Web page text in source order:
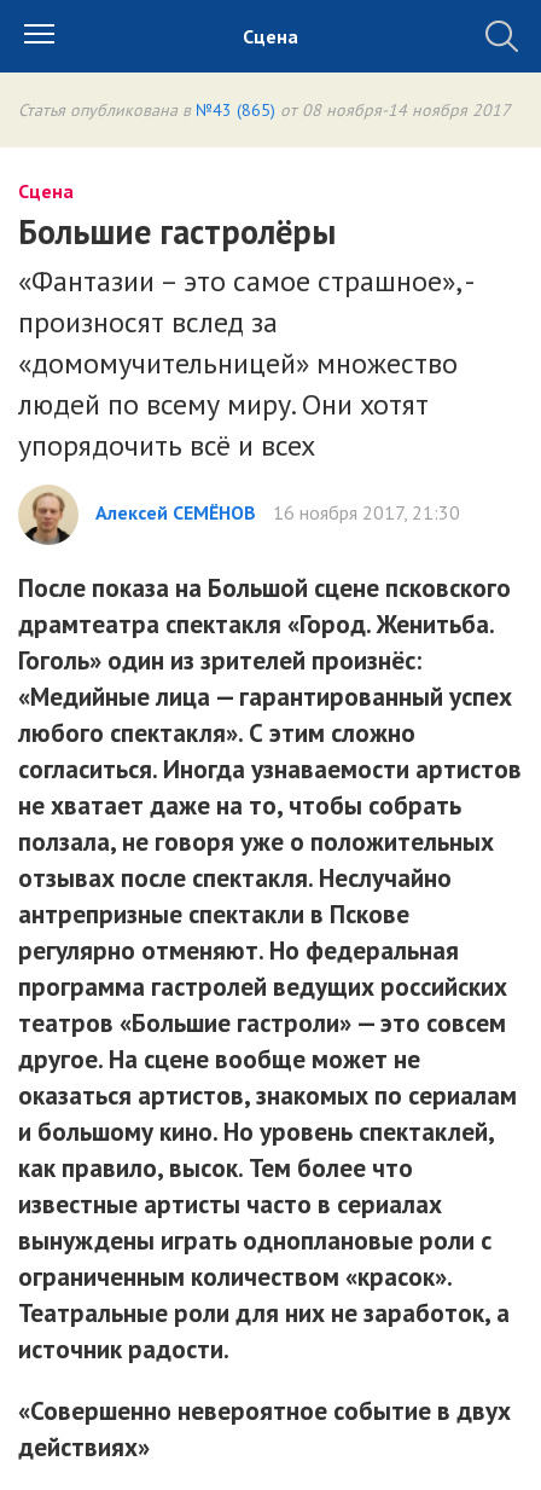
Сцена
Статья опубликована в №43 (865) от 08 ноября-14 ноября 2017
Сцена
Большие гастролёры
«Фантазии – это самое страшное», -
произносят вслед за
«домомучительницей» множество
людей по всему миру. Они хотят
упорядочить всё и всех
Алексей СЕМЁНОВ 16 ноября 2017, 21:30
После показа на Большой сцене псковского
драмтеатра спектакля «Город. Женитьба.
Гоголь» один из зрителей произнёс:
«Медийные лица — гарантированный успех
любого спектакля». С этим сложно
согласиться. Иногда узнаваемости артистов
не хватает даже на то, чтобы собрать
ползала, не говоря уже о положительных
отзывах после спектакля. Неслучайно
антрепризные спектакли в Пскове
регулярно отменяют. Но федеральная
программа гастролей ведущих российских
театров «Большие гастроли» — это совсем
другое. На сцене вообще может не
оказаться артистов, знакомых по сериалам
и большому кино. Но уровень спектаклей,
как правило, высок. Тем более что
известные артисты часто в сериалах
вынуждены играть одноплановые роли с
ограниченным количеством «красок».
Театральные роли для них не заработок, а
источник радости.
«Совершенно невероятное событие в двух
действиях»